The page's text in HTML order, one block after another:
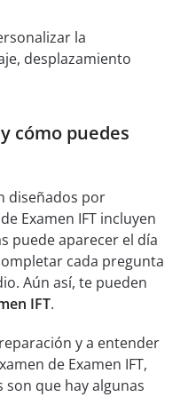
la
desplazamiento
cómo puedes
diseñados por
Examen IFT incluyen
puede aparecer el día
cada pregunta
Aún así, te pueden
IFT.
y a entender
de Examen IFT,
que hay algunas